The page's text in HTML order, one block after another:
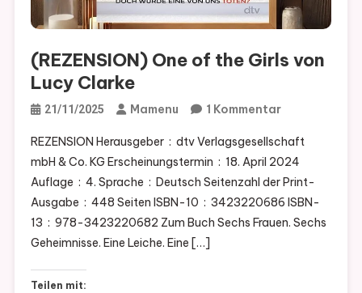
(REZENSION) One of the Girls von
Lucy Clarke
21/11/2025 Mamenu 1 KommentarZu
One
Of
The
Girls
Von
REZENSION Herausgeber ‏ : ‎ dtv Verlagsgesellschaft
mbH & Co. KG Erscheinungstermin ‏ : ‎ 18. April 2024
Auflage ‏ : ‎ 4. Sprache ‏ : ‎ Deutsch Seitenzahl der Print-
Ausgabe ‏ : ‎ 448 Seiten ISBN-10 ‏ : ‎ 3423220686 ISBN-
13 ‏ : ‎ 978-3423220682 Zum Buch Sechs Frauen. Sechs
Geheimnisse. Eine Leiche. Eine […]
Teilen mit: